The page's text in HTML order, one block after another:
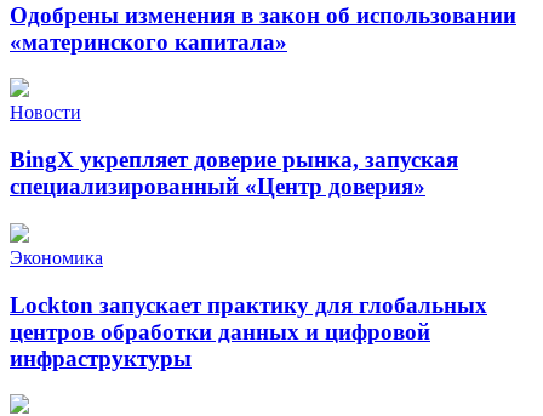
Одобрены изменения в закон об использовании
«материнского капитала»
Новости
BingX укрепляет доверие рынка, запуская
специализированный «Центр доверия»
Экономика
Lockton запускает практику для глобальных
центров обработки данных и цифровой
инфраструктуры